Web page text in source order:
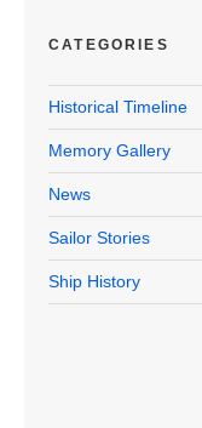
CATEGORIES
Historical Timeline
Memory Gallery
News
Sailor Stories
Ship History